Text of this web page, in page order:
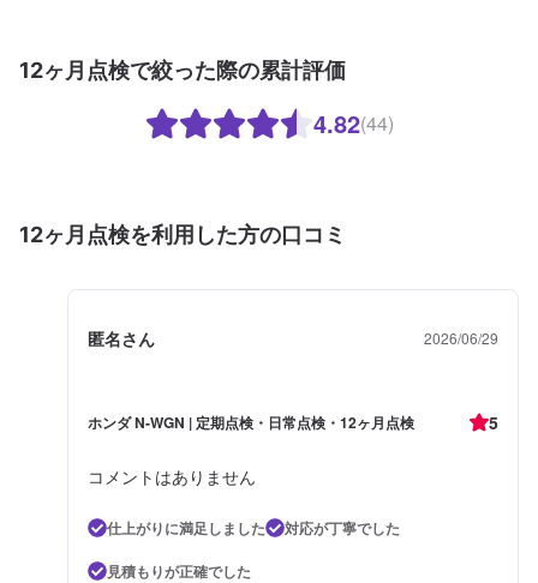
12ヶ月点検で絞った際の累計評価
4.82(44)
12ヶ月点検を利用した方の口コミ
匿名さん 2026/06/29
ホンダ N-WGN | 定期点検・日常点検・12ヶ月点検 5
コメントはありません
仕上がりに満足しました
対応が丁寧でした
見積もりが正確でした